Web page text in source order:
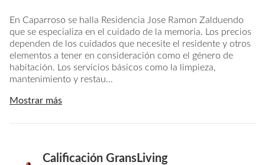
En Caparroso se halla Residencia Jose Ramon Zalduendo
que se especializa en el cuidado de la memoria. Los precios
dependen de los cuidados que necesite el residente y otros
elementos a tener en consideración como el género de
habitación. Los servicios básicos como la limpieza,
mantenimiento y restau...
Mostrar más
Calificación GransLiving